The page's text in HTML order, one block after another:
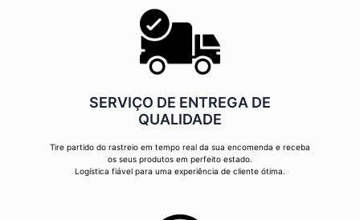
SERVIÇO DE ENTREGA DE
QUALIDADE
Tire partido do rastreio em tempo real da sua encomenda e receba
os seus produtos em perfeito estado.
Logística fiável para uma experiência de cliente ótima.